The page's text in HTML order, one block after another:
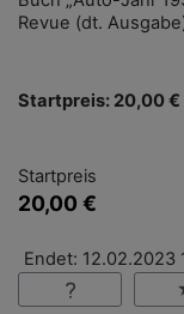
Revue (dt.
Startpreis: 20,00 €
Startpreis
20,00 €
Endet: 12.02.2023